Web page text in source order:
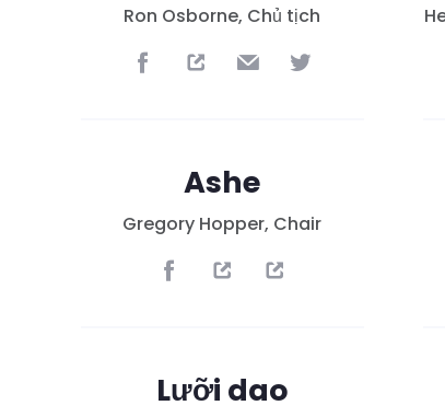
Ron Osborne, Chủ tịch
Ashe
Gregory Hopper, Chair
Lưỡi dao